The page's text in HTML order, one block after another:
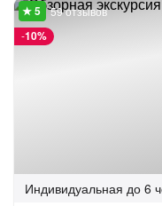
-10%
59 отзывов
Индивидуальная до 6